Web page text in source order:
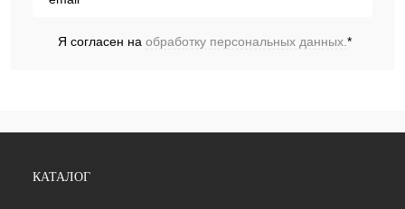
Я согласен на обработку персональных данных.*
КАТАЛОГ